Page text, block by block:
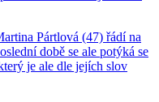
Pártlová (47) řádí na
době se ale potýká se
je ale dle jejích slov